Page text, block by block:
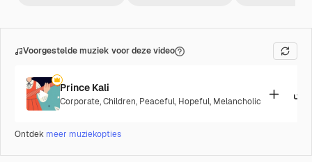
Voorgestelde muziek voor deze video
Prince Kali
Corporate,Children, Peaceful, Hopeful, Melancholic
Ontdek meer muziekopties